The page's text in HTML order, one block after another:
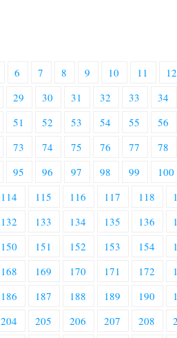
6 7 8 9 10 11
12
29 30 31 32 33
34
51 52 53 54 55
56
73 74 75 76 77
78
95 96 97 98 99
100
114 115 116 117 118
132 133 134 135 136
150 151 152 153 154
168 169 170 171 172
186 187 188 189 190
204 205 206 207 208